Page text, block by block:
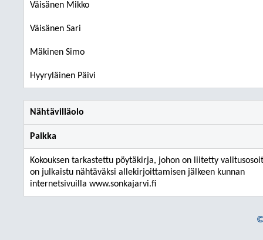
Väisänen Mikko
Väisänen Sari
Mäkinen Simo
Hyyryläinen Päivi
Nähtävilläolo
Paikka
Kokouksen tarkastettu pöytäkirja, johon on liitetty
on julkaistu nähtäväksi allekirjoittamisen jälkeen kunnan
internetsivuilla www.sonkajarvi.fi